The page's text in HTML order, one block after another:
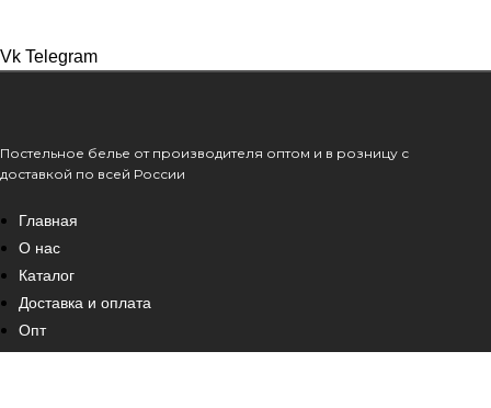
Vk Telegram
Постельное белье от производителя оптом и в розницу с
доставкой по всей России
Главная
О нас
Каталог
Доставка и оплата
Опт